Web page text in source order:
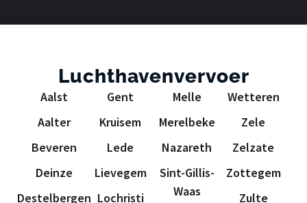
Luchthavenvervoer
Aalst
Aalter
Beveren
Deinze
Destelbergen
Gent
Kruisem
Lede
Lievegem
Lochristi
Melle
Merelbeke
Nazareth
Sint-Gillis-
Waas
Wetteren
Zele
Zelzate
Zottegem
Zulte